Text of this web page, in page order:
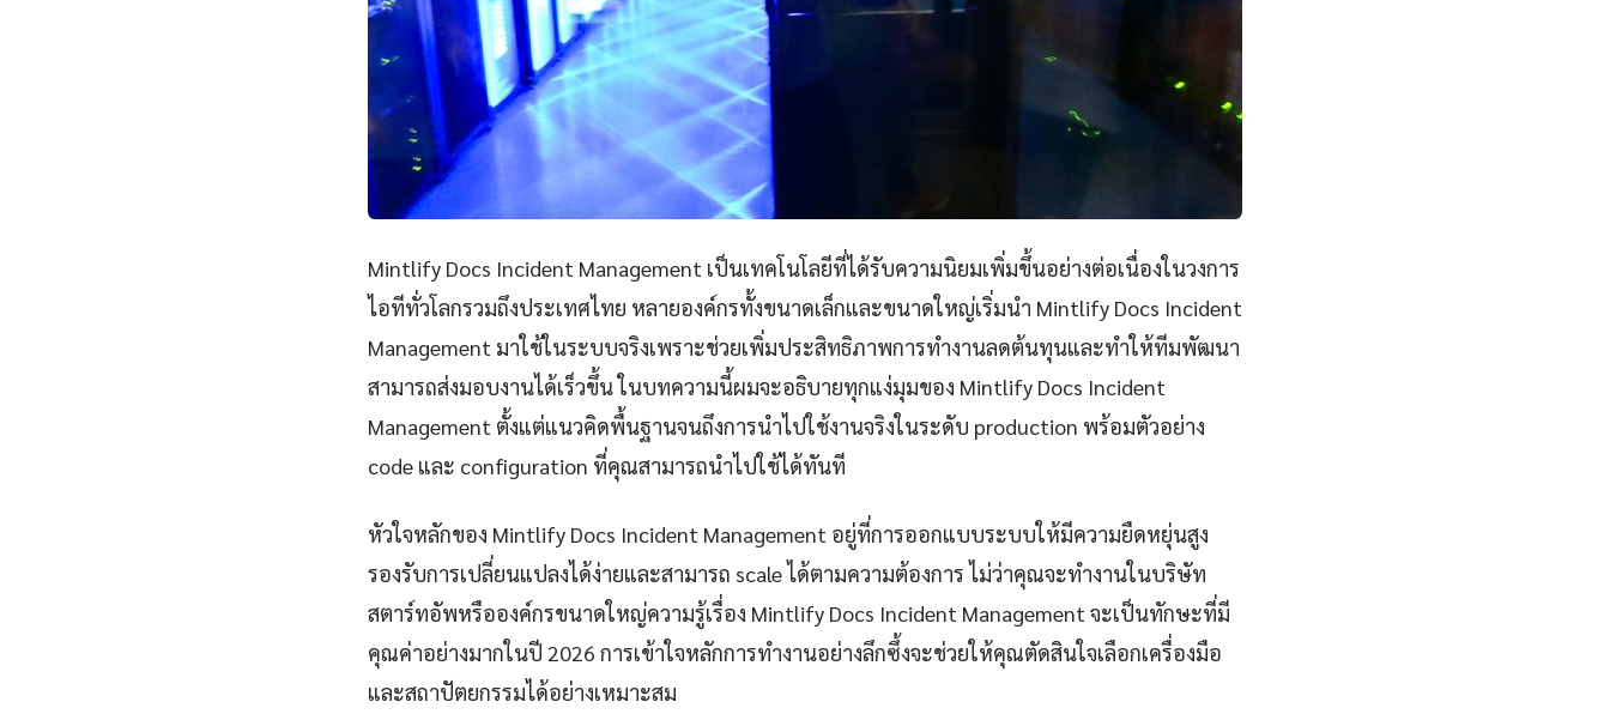
Mintlify Docs Incident Management เป็นเทคโนโลยีที่ได้รับความนิยมเพิ่มขึ้นอย่างต่อเนื่องในวงการ
ไอทีทั่วโลกรวมถึงประเทศไทย หลายองค์กรทั้งขนาดเล็กและขนาดใหญ่เริ่มนำ Mintlify Docs Incident
Management มาใช้ในระบบจริงเพราะช่วยเพิ่มประสิทธิภาพการทำงานลดต้นทุนและทำให้ทีมพัฒนา
สามารถส่งมอบงานได้เร็วขึ้น ในบทความนี้ผมจะอธิบายทุกแง่มุมของ Mintlify Docs Incident
Management ตั้งแต่แนวคิดพื้นฐานจนถึงการนำไปใช้งานจริงในระดับ production พร้อมตัวอย่าง
code และ configuration ที่คุณสามารถนำไปใช้ได้ทันที
หัวใจหลักของ Mintlify Docs Incident Management อยู่ที่การออกแบบระบบให้มีความยืดหยุ่นสูง
รองรับการเปลี่ยนแปลงได้ง่ายและสามารถ scale ได้ตามความต้องการ ไม่ว่าคุณจะทำงานในบริษัท
สตาร์ทอัพหรือองค์กรขนาดใหญ่ความรู้เรื่อง Mintlify Docs Incident Management จะเป็นทักษะที่มี
คุณค่าอย่างมากในปี 2026 การเข้าใจหลักการทำงานอย่างลึกซึ้งจะช่วยให้คุณตัดสินใจเลือกเครื่องมือ
และสถาปัตยกรรมได้อย่างเหมาะสม